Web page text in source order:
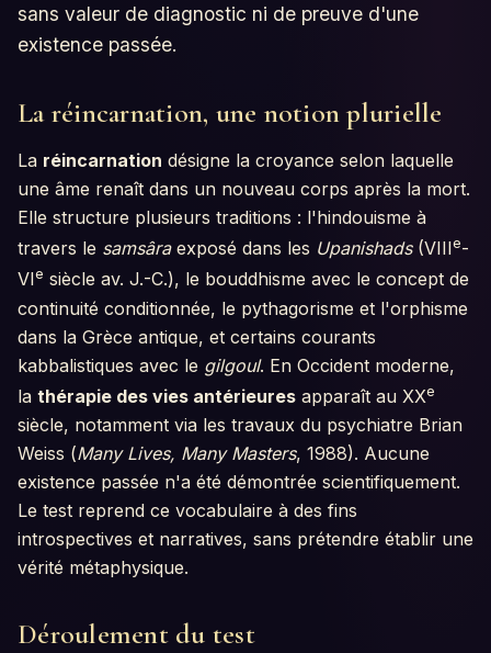
sans valeur de diagnostic ni de preuve d'une
existence passée.
La réincarnation, une notion plurielle
La réincarnation désigne la croyance selon laquelle
une âme renaît dans un nouveau corps après la mort.
Elle structure plusieurs traditions : l'hindouisme à
travers le samsâraexposé dans les Upanishads(VIIIe-
VIe siècle av. J.-C.), le bouddhisme avec le concept de
continuité conditionnée, le pythagorisme et l'orphisme
dans la Grèce antique, et certains courants
kabbalistiques avec le gilgoul. En Occident moderne,
la thérapie des vies antérieures apparaît au XXe
siècle, notamment via les travaux du psychiatre Brian
Weiss (Many Lives, Many Masters, 1988). Aucune
existence passée n'a été démontrée scientifiquement.
Le test reprend ce vocabulaire à des fins
introspectives et narratives, sans prétendre établir une
vérité métaphysique.
Déroulement du test